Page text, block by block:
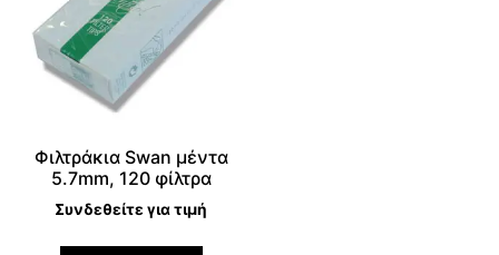
Φιλτράκια Swan μέντα
5.7mm, 120 φίλτρα
Συνδεθείτε για τιμή